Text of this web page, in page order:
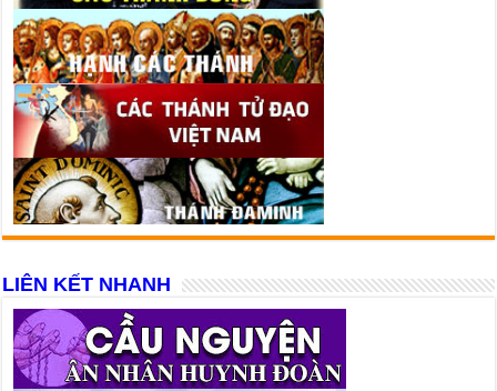
LIÊN KẾT NHANH